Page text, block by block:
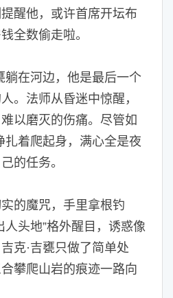
醒他，或许首席开坛布
全数偷走啦。
在河边，他是最后一个
。法师从昏迷中惊醒，
以磨灭的伤痛。尽管如
扎着爬起身，满心全是夜
的任务。
魔咒，手里拿根钓
人头地”格外醒目，诱惑像
克·吉甕只做了简单处
攀爬山岩的痕迹一路向